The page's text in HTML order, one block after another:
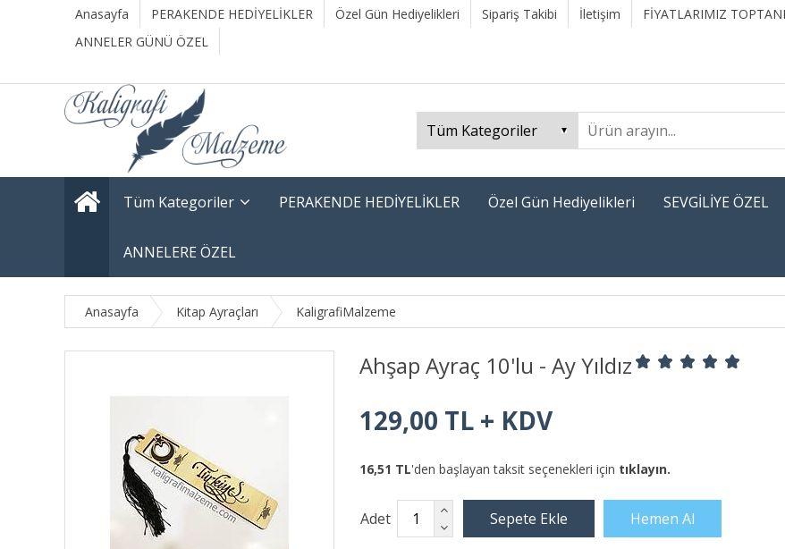
Anasayfa PERAKENDE HEDİYELİKLER Özel Gün Hediyelikleri Sipariş Takibi İletişim FİYATLARIMIZ
ANNELER GÜNÜ ÖZEL
Tüm Kategoriler PERAKENDE HEDİYELİKLER Özel Gün Hediyelikleri SEVGİLİYE ÖZEL
ANNELERE ÖZEL
Anasayfa Kitap Ayraçları KaligrafiMalzeme
Ahşap Ayraç 10'lu - Ay Yıldız
129,00 TL + KDV
16,51 TL'den başlayan taksit seçenekleri için tıklayın.
Adet